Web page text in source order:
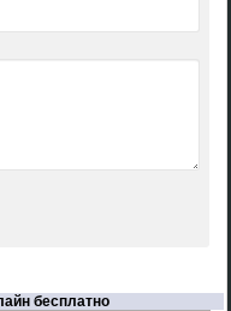
бесплатно